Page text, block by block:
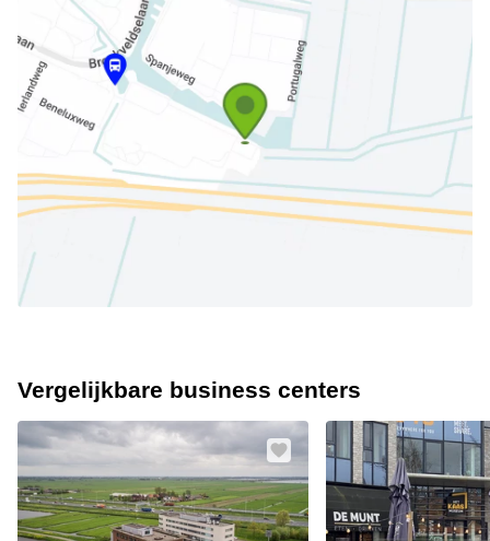
Vergelijkbare business centers